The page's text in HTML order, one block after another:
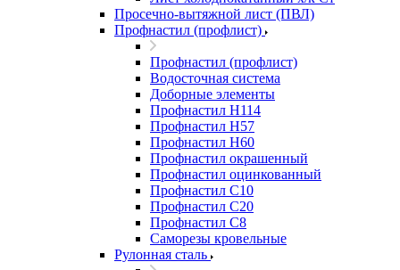
Просечно-вытяжной лист (ПВЛ)
Профнастил (профлист)
Профнастил (профлист)
Водосточная система
Доборные элементы
Профнастил Н114
Профнастил Н57
Профнастил Н60
Профнастил окрашенный
Профнастил оцинкованный
Профнастил С10
Профнастил С20
Профнастил С8
Саморезы кровельные
Рулонная сталь